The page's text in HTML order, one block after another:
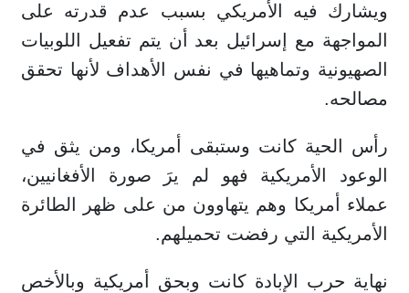
ويشارك فيه الأمريكي بسبب عدم قدرته على
المواجهة مع إسرائيل بعد أن يتم تفعيل اللوبيات
الصهيونية وتماهيها في نفس الأهداف لأنها تحقق
مصالحه.
رأس الحية كانت وستبقى أمريكا، ومن يثق في
الوعود الأمريكية فهو لم يرَ صورة الأفغانيين،
عملاء أمريكا وهم يتهاوون من على ظهر الطائرة
الأمريكية التي رفضت تحميلهم.
نهاية حرب الإبادة كانت وبحق أمريكية وبالأخص